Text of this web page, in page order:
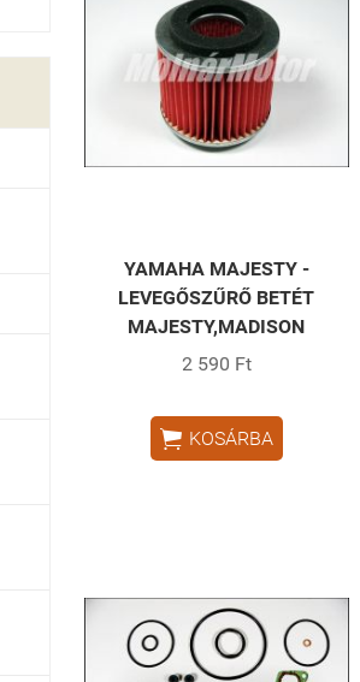
YAMAHA MAJESTY -
LEVEGŐSZŰRŐ BETÉT
MAJESTY,MADISON
2 590 Ft
 KOSÁRBA